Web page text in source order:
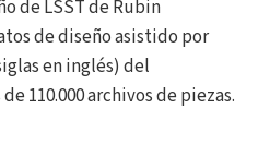
de LSST de Rubin
de diseño asistido por
en inglés) del
110.000 archivos de piezas.